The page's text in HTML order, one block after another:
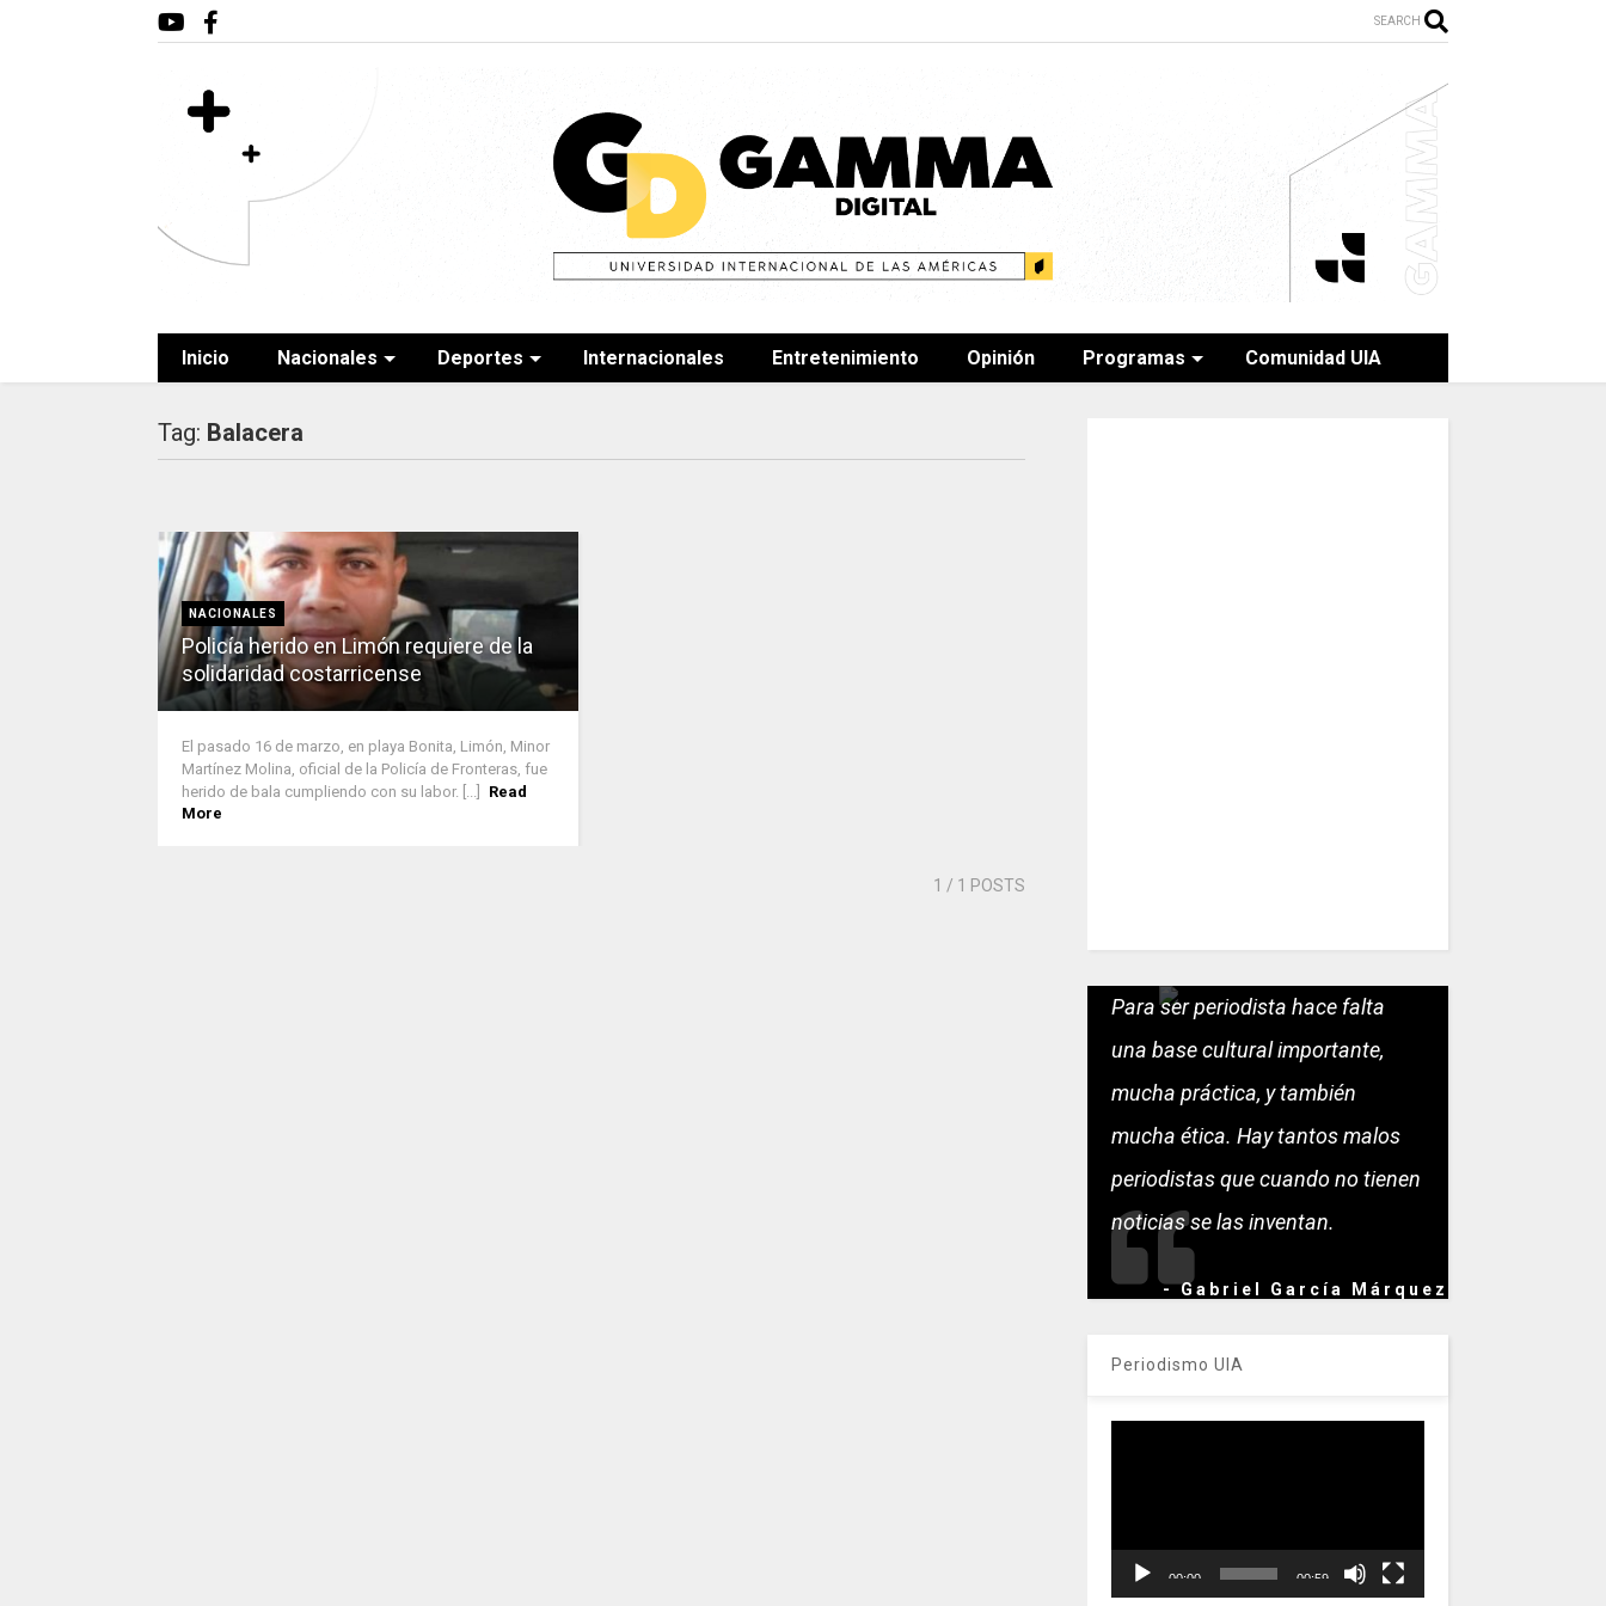
SEARCH
Inicio Nacionales Deportes Internacionales Entretenimiento Opinión Programas Comunidad UIA
Tag: Balacera
NACIONALES
Policía herido en Limón requiere de la
solidaridad costarricense
El pasado 16 de marzo, en playa Bonita, Limón, Minor
Martínez Molina, oficial de la Policía de Fronteras, fue
herido de bala cumpliendo con su labor. [...]
Read
More
1 / 1 POSTS
Para ser periodista hace falta
una base cultural importante,
mucha práctica, y también
mucha ética. Hay tantos malos
periodistas que cuando no tienen
noticias se las inventan.
- Gabriel García Márquez
Periodismo UIA
00:00 00:59